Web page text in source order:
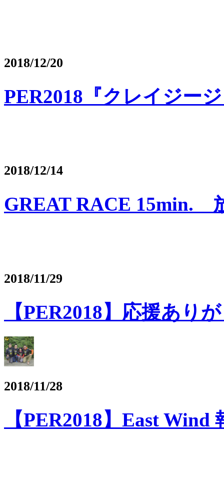
2018/12/20
PER2018『クレイジー
2018/12/14
GREAT RACE 15min.
2018/11/29
【PER2018】応援あり
2018/11/28
【PER2018】East Wind